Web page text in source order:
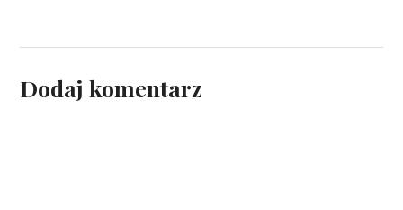
Dodaj komentarz